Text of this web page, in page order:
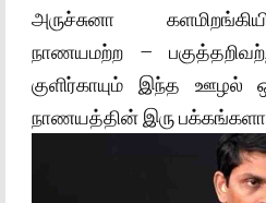
அருச்சுனா
நாணயமற்ற – பகுத்தறிவற்ற
குளிர்காயும் இந்த ஊழல்
நாணயத்தின் இரு